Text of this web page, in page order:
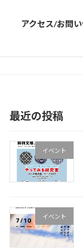
アクセス/お問
最近の投稿
イベント
イベント